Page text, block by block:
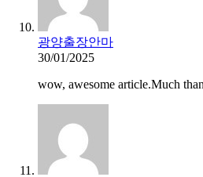
광양출장안마
30/01/2025
wow, awesome article.Much